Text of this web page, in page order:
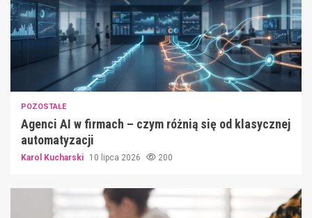
POZOSTAŁE
Agenci AI w firmach – czym różnią się od klasycznej
automatyzacji
Karol Kucharski 10 lipca 2026 200